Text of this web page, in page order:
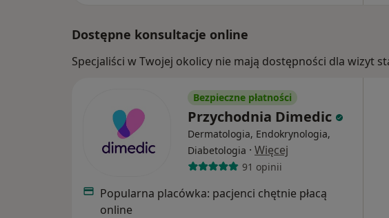
Dostępne konsultacje online
Specjaliści w Twojej okolicy nie mają dostępności dla wizyt
Bezpieczne płatności
Przychodnia Dimedic
Dermatologia, Endokrynologia,
Diabetologia · Więcej
91 opinii
Popularna placówka: pacjenci chętnie płacą
online